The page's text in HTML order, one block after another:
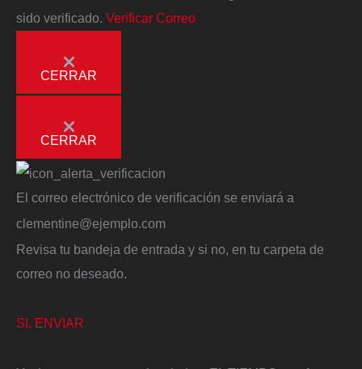
sido verificado. Verificar Correo
CERRAR
CERRAR
El correo electrónico de verificación se enviará a
clementine@ejemplo.com
Revisa tu bandeja de entrada y si no, en tu carpeta de
correo no deseado.
SI, ENVIAR